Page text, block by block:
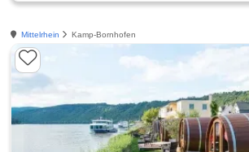
Mittelrhein Kamp-Bornhofen